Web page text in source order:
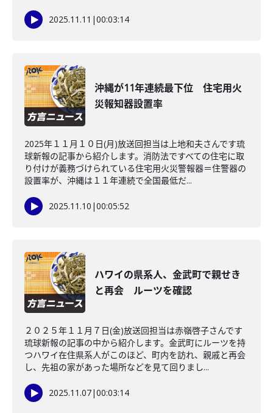
2025.11.11 |00:03:14
沖縄が11年連続最下位 住宅用火
災報知器設置率
2025年１１月１０日(月)放送回担当は上地和夫さんです琉
球新報の記事から紹介します。消防法ですべての住宅に取
り付けが義務づけられている住宅用火災警報器＝住警器の
設置率が、沖縄は１１年連続で全国最低だ...
2025.11.10 |00:05:52
ハワイの県系人、金武町で親せき
と再会 ルーツを確認
２０２５年１１月７日(金)放送回担当は赤嶺啓子さんです
琉球新報の記事の中から紹介します。金武町にルーツを持
つハワイ在住県系人がこのほど、町内を訪れ、親戚と再会
し、先祖の家があった場所などを見て回りまし...
2025.11.07|00:03:14